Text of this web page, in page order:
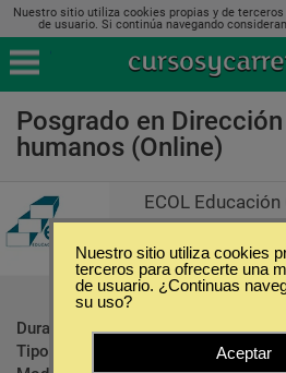
Nuestro sitio utiliza cookies propias y de
de usuario. Si continúa navegando
Posgrado en
humanos (Online)
ECOL
Duración:
250 Horas
Tipo:
Postgrados
Nuestro sitio utiliza cookies
terceros para ofrecerte una
de usuario. ¿Continuas
su uso?
Aceptar